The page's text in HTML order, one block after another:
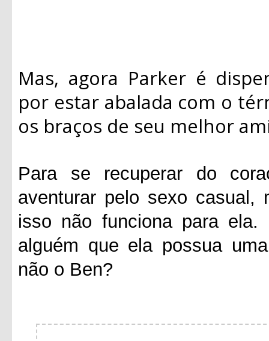
Mas, agora Parker é
por estar abalada com o
os braços de seu melhor
Para se recuperar do
aventurar pelo sexo casual,
isso não funciona para
alguém que ela possua
não o Ben?